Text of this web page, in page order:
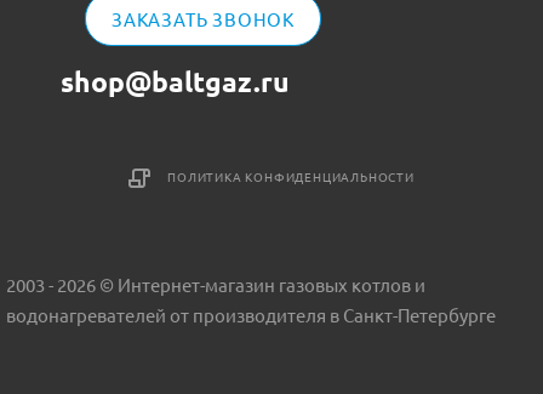
ЗАКАЗАТЬ ЗВОНОК
shop@baltgaz.ru
ПОЛИТИКА КОНФИДЕНЦИАЛЬНОСТИ
2003 - 2026 © Интернет-магазин газовых котлов и
водонагревателей от производителя в Санкт-Петербурге